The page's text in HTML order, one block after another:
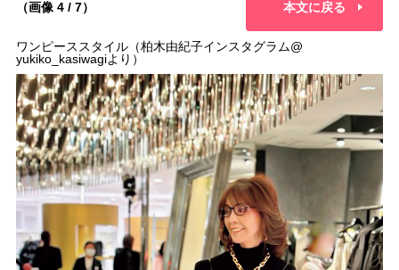
（画像 4 / 7） 本文に戻る
ワンピーススタイル（柏木由紀子インスタグラム@
yukiko_kasiwagiより）